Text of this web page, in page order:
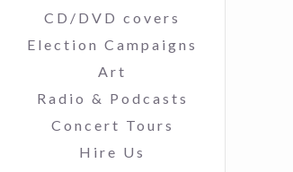
CD/DVD covers
Election Campaigns
Art
Radio & Podcasts
Concert Tours
Hire Us